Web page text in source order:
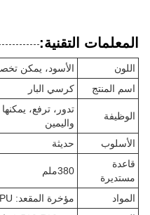
المعلمات التقنية:
اللون
الأسود، يمكن
اسم المنتج
كرسي البار
الوظيفة
تدور، ترفع،
واليمين
الأسلوب
حديثة
قاعدة
مستديرة
380ملم
المواد
مؤخرة المقعد: PU